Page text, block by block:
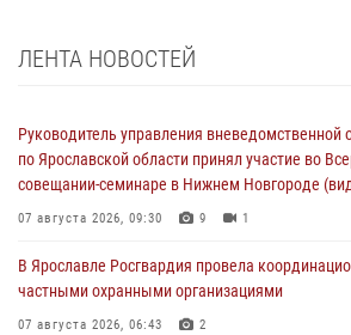
ЛЕНТА НОВОСТЕЙ
Руководитель управления вневедомственной
по Ярославской области принял участие во
совещании-семинаре в Нижнем Новгороде
07 августа 2026, 09:30 9 1
В Ярославле Росгвардия провела
частными охранными организациями
07 августа 2026, 06:43 2